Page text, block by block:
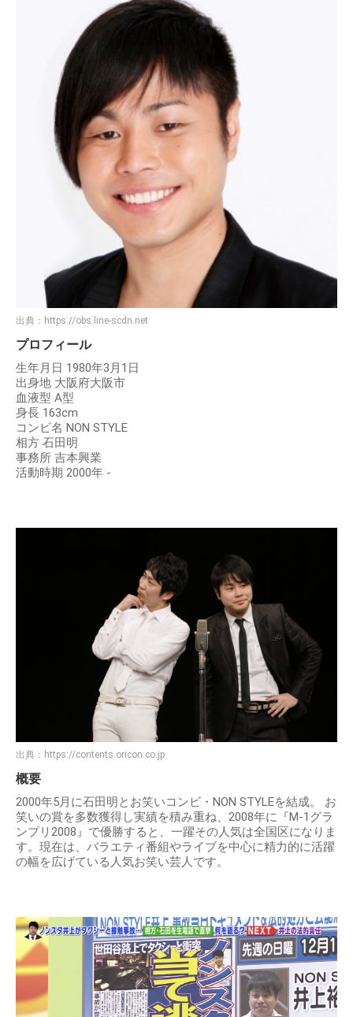
出典： https://obs.line-scdn.net
プロフィール
生年月日 1980年3月1日
出身地 大阪府大阪市
血液型 A型
身長 163cm
コンビ名 NON STYLE
相方 石田明
事務所 吉本興業
活動時期 2000年 -
出典： https://contents.oricon.co.jp
概要
2000年5月に石田明とお笑いコンビ・NON STYLEを結成。 お
笑いの賞を多数獲得し実績を積み重ね、2008年に『M-1グラ
ンプリ2008』で優勝すると、一躍その人気は全国区になりま
す。現在は、バラエティ番組やライブを中心に精力的に活躍
の幅を広げている人気お笑い芸人です。